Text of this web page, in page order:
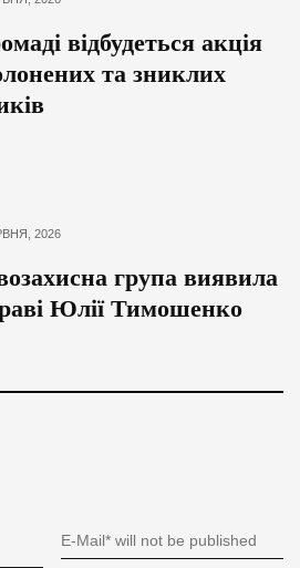
відбудеться акція
та зниклих
2026
група виявила
Юлії Тимошенко